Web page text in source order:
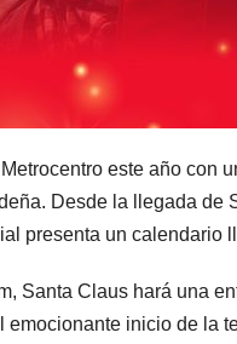
este año con
Desde la llegada
presenta un calendario
Santa Claus hará una
emocionante inicio de la